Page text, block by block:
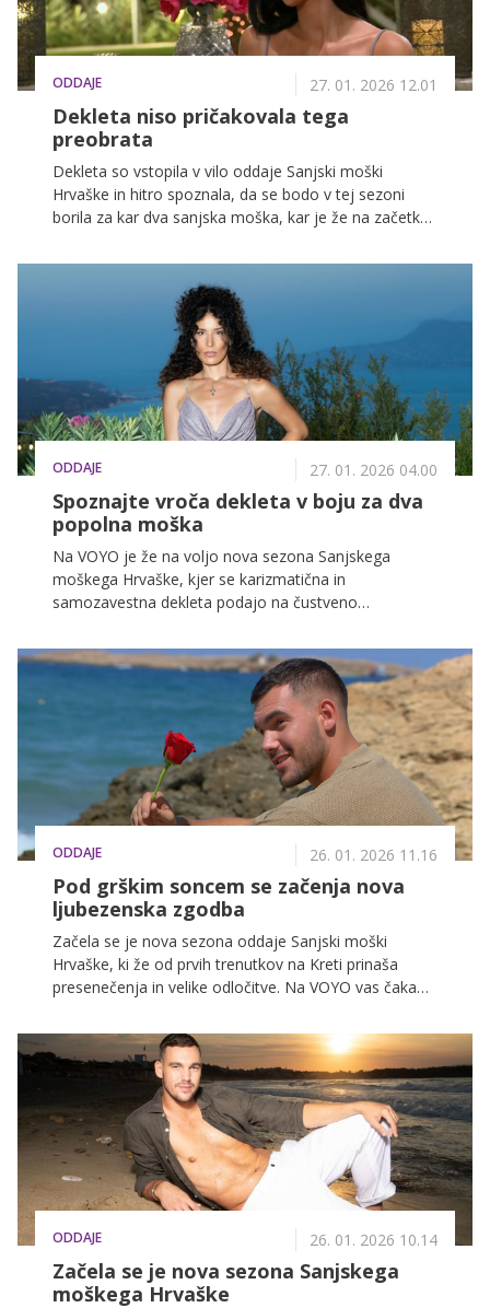
ODDAJE 27. 01. 2026 12.01
Dekleta niso pričakovala tega
preobrata
Dekleta so vstopila v vilo oddaje Sanjski moški
Hrvaške in hitro spoznala, da se bodo v tej sezoni
borila za kar dva sanjska moška, kar je že na začetku
epizodo že poglejte na VOYO.
ODDAJE 27. 01. 2026 04.00
Spoznajte vroča dekleta v boju za dva
popolna moška
Na VOYO je že na voljo nova sezona Sanjskega
moškega Hrvaške, kjer se karizmatična in
samozavestna dekleta podajo na čustveno
odločitev. V ospredje stopajo pogledi, dotiki in
neizrečena vprašanja, ki vodijo proti enemu cilju. Kdo
bo sledil srcu in kam bodo na koncu vodile poti
ODDAJE 26. 01. 2026 11.16
Pod grškim soncem se začenja nova
ljubezenska zgodba
Začela se je nova sezona oddaje Sanjski moški
Hrvaške, ki že od prvih trenutkov na Kreti prinaša
presenečenja in velike odločitve. Na VOYO vas čaka
čustev, solz, zabave, prepirov, adrenalina in seveda
ljubezni.
ODDAJE 26. 01. 2026 10.14
Začela se je nova sezona Sanjskega
moškega Hrvaške